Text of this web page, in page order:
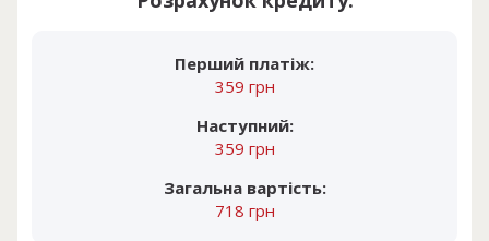
Перший платіж:
359 грн
Наступний:
359 грн
Загальна вартість:
718 грн